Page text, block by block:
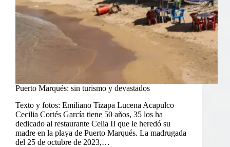
Puerto Marqués: sin turismo y devastados
Texto y fotos: Emiliano Tizapa Lucena Acapulco
Cecilia Cortés García tiene 50 años, 35 los ha
dedicado al restaurante Celia II que le heredó su
madre en la playa de Puerto Marqués. La madrugada
del 25 de octubre de 2023,…